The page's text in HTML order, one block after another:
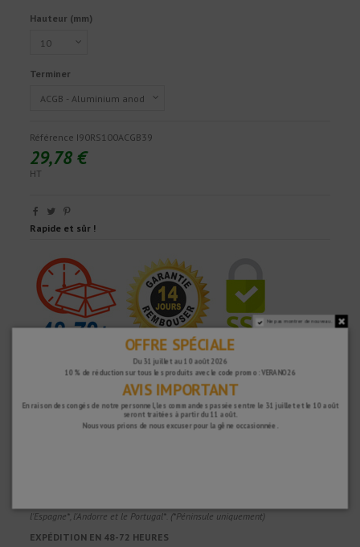
Hauteur (mm)
Terminer
Référence I90RS100ACGB39
29,78 €
HT
Rapide et sûr !
l'Espagne*, l'Andorre et le Portugal*. (*Péninsule uniquement)
EXPÉDITION EN 48-72 HEURES
Ne pas montrer de nouveau.
OFFRE SPÉCIALE
Du 31 juillet au 10 août 2026
10 % de réduction sur tous les produits avec le code promo : VERANO26
AVIS IMPORTANT
En raison des congés de notre personnel, les commandes passées entre le 31 juillet et le 10 août
seront traitées à partir du 11 août.
Nous vous prions de nous excuser pour la gêne occasionnée.